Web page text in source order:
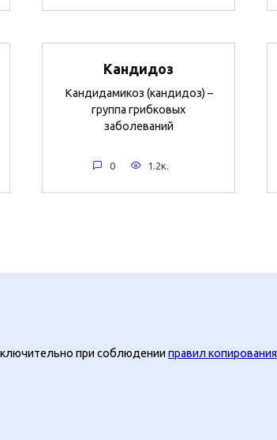
Кандидоз
Кандидамикоз (кандидоз) –
группа грибковых
заболеваний
0 1.2к.
при соблюденииправил копирования